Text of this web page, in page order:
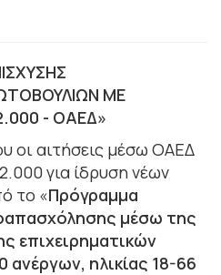
ΜΕ
- ΟΑΕΔ»
οι αιτήσεις μέσω ΟΑΕΔ
για ίδρυση νέων
το «Πρόγραμμα
μέσω της
επιχειρηματικών
ηλικίας 18-66